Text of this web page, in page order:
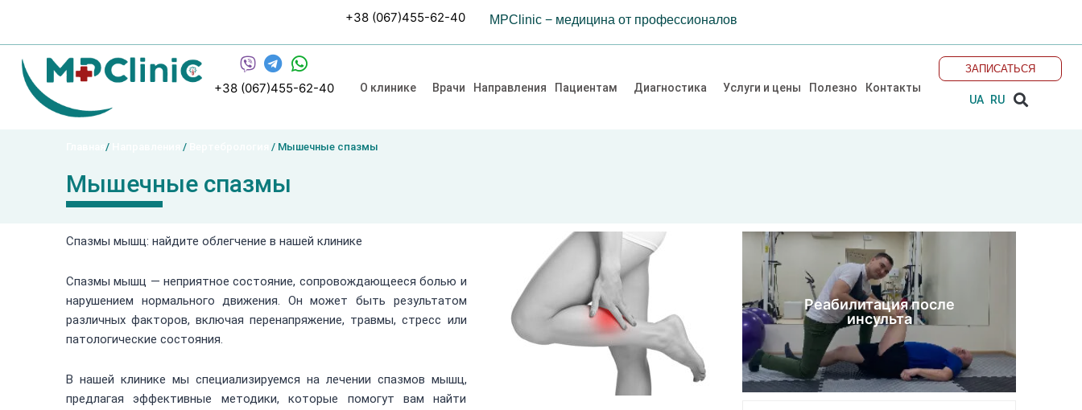
содержимому
+38 (067)455-62-40 MPClinic − медицина от профессионалов
+38 (067)455-62-40 О клинике Врачи Направления Пациентам Диагностика Услуги и цены Полезно Контакты
ЗАПИСАТЬСЯ
UA RU
/ / / Мышечные спазмы
Мышечные спазмы
Спазмы мышц: найдите облегчение в нашей клинике
Спазмы мышц — неприятное состояние, сопровождающееся болью и
нарушением нормального движения. Он может быть результатом
различных факторов, включая перенапряжение, травмы, стресс или
патологические состояния.
В нашей клинике мы специализируемся на лечении спазмов мышц,
предлагая эффективные методики, которые помогут вам найти
Реабилитация после
инсульта